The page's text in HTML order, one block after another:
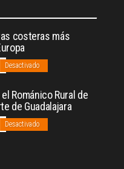
costeras más
Desactivado
Románico Rural de
de Guadalajara
Desactivado